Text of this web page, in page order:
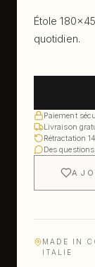
Étole
quotidien.
Paiement
Livraison
Rétractation
Des
MADE IN
ITALIE